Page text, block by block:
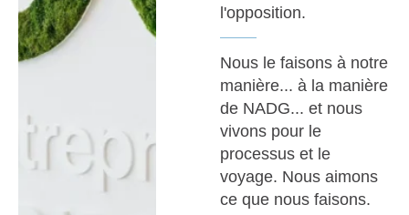
l'opposition.
Nous le faisons à notre
manière... à la manière
de NADG... et nous
vivons pour le
processus et le
voyage. Nous aimons
ce que nous faisons.